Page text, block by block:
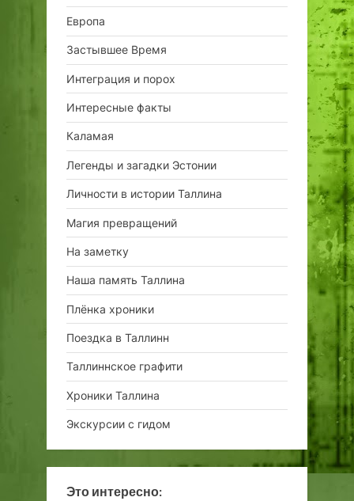
Европа
Застывшее Время
Интеграция и порох
Интересные факты
Каламая
Легенды и загадки Эстонии
Личности в истории Таллина
Магия превращений
На заметку
Наша память Таллина
Плёнка хроники
Поездка в Таллинн
Таллиннское графити
Хроники Таллина
Экскурсии с гидом
Это интересно: